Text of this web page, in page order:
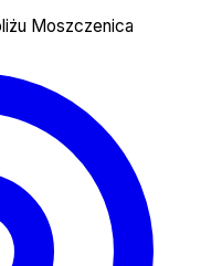
Moszczenica